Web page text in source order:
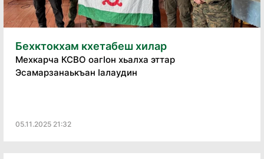
Бехктокхам кхетабеш хилар
Мехкарча КСВО оагӏон хьалха эттар
Эсамарзанаькъан ӏалаудин
05.11.2025 21:32